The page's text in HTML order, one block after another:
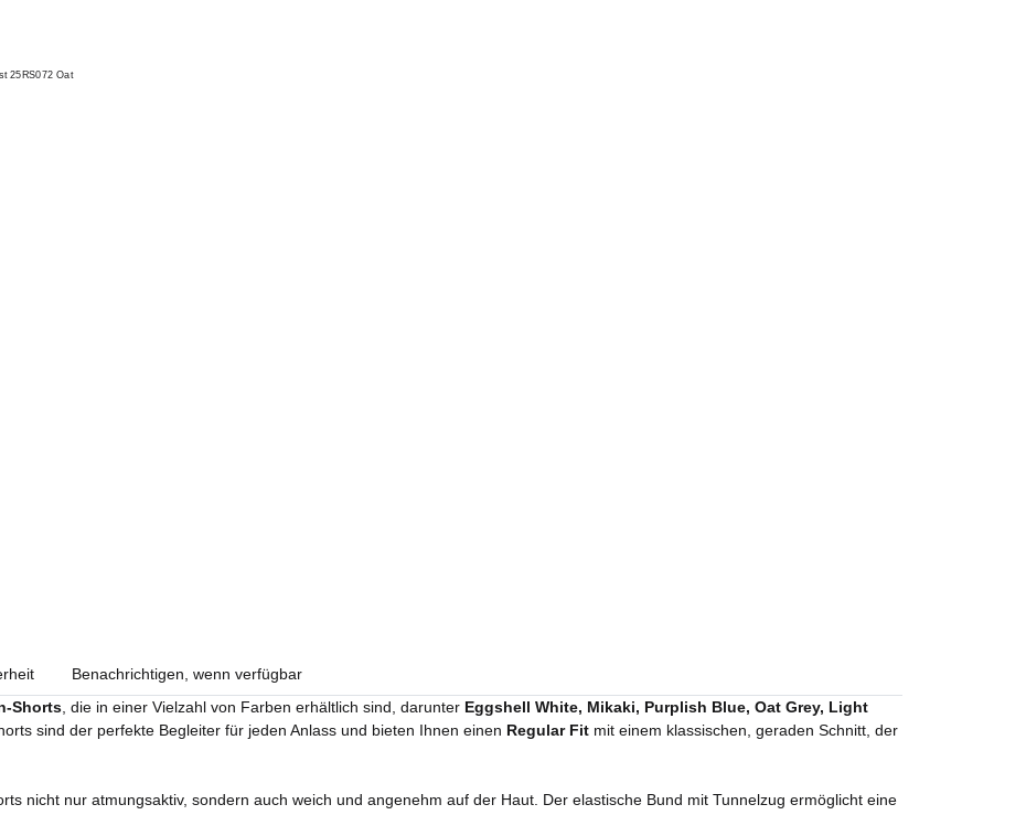
Benachrichtigen, wenn verfügbar
Shorts , die in einer Vielzahl von Farben erhältlich sind, darunter Eggshell White, Mikaki, Purplish Blue, Oat Grey, Light
sind der perfekte Begleiter für jeden Anlass und bieten Ihnen einen Regular Fit mit einem klassischen, geraden Schnitt, der
nicht nur atmungsaktiv, sondern auch weich und angenehm auf der Haut. Der elastische Bund mit Tunnelzug ermöglicht eine